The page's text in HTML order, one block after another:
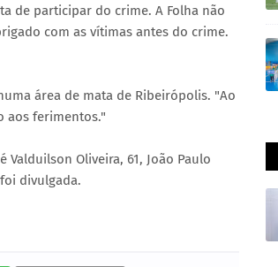
de participar do crime. A Folha não
com as vítimas antes do crime.
área de mata de Ribeirópolis. "Ao
aos ferimentos."
Valduilson Oliveira, 61, João Paulo
divulgada.